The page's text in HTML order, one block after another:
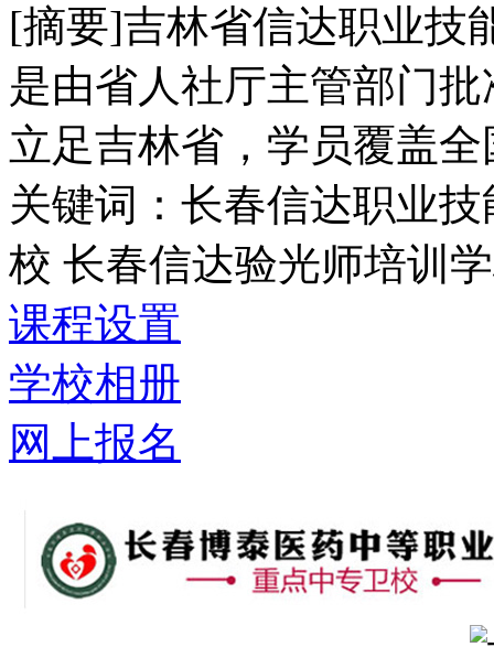
[摘要]吉林省信达职业技
是由省人社厅主管部门
立足吉林省，学员覆盖
关键词：长春信达职业
校 长春信达验光师培训
课程设置
学校相册
网上报名